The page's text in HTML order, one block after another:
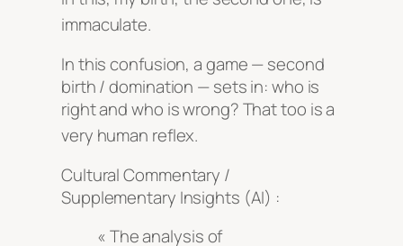
immaculate.
In this confusion, a game — second
birth / domination — sets in: who is
right and who is wrong? That too is a
very human reflex.
Cultural Commentary /
Supplementary Insights (AI) :
« The analysis of